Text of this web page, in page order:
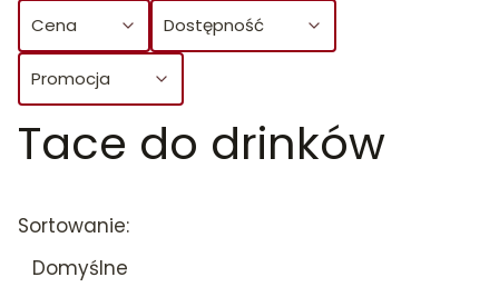
Cena Dostępność
Promocja
Koniec filtrów
Tace do drinków
Lista produktów
Sortowanie:
Domyślne